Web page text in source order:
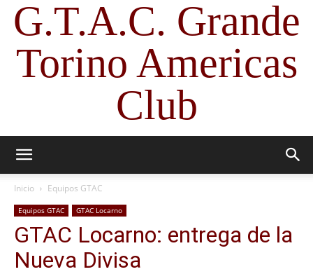
G.T.A.C. Grande
Torino Americas
Club
Inicio Equipos GTAC
Equipos GTAC GTAC Locarno
GTAC Locarno: entrega de la
Nueva Divisa